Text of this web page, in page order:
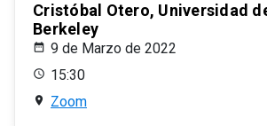
Cristóbal Otero, Universidad
Berkeley
9 de Marzo de 2022
15:30
Zoom